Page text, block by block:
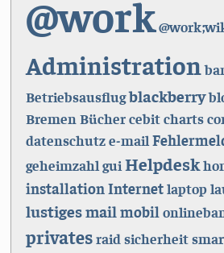
@work
Administration
Betriebsausflugblackberry
Bremen Büchercebitcharts
datenschutze-mail
geheimzahl gui Helpdesk
installation Internetlaptop
lustigesmail mobil
privatesraid sicherheit